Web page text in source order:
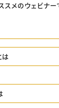
メのウェビナー
は